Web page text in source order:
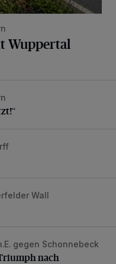
Wuppertal
Wall
Triumph nach
gegen Schonnebeck
nach